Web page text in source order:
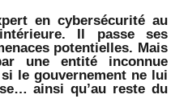
en cybersécurité au
Il passe ses
potentielles. Mais
une entité inconnue
le gouvernement ne lui
ainsi qu’au reste du